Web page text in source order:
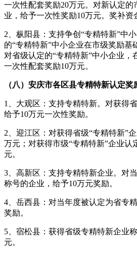
一次性配套奖励20万元。对新认定的
业，给予一次性奖励10万元。奖补资
2、枞阳县：支持争创“专精特新”中
的“专精特新”中小企业在市级奖励基
对省级认定的“专精特新”中小企业，
一次性配套奖励10万元。
（八）安庆市各区县专精特新认定奖
1、大观区：支持专精特新。对获得
给予10万元一次性奖励。
2、迎江区：对获得省级“专精特新”
万元；对获得市级“专精特新”企业认
元。
3、高新区：支持专精特新企业。对
称号的企业，给予10万元奖励。
4、岳西县：对当年度被认定为省专
奖励。
5、宿松县：获得省级专精特新企业
元。